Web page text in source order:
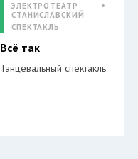
ЭЛЕКТРОТЕАТР
СТАНИСЛАВСКИЙ
СПЕКТАКЛЬ
Всё так
Танцевальный спектакль